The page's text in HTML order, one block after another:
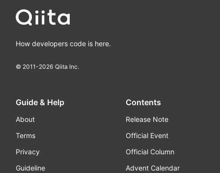
How developers code is here.
© 2011-2026 Qiita Inc.
Guide & Help
About
Terms
Privacy
Guideline
Contents
Release Note
Official Event
Official Column
Advent Calendar